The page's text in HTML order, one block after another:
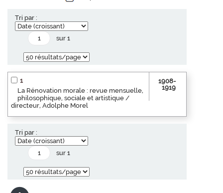
Tri par :
sur 1
1
La Rénovation morale : revue mensuelle,
philosophique, sociale et artistique /
directeur, Adolphe Morel
1908-
1919
Tri par :
sur 1